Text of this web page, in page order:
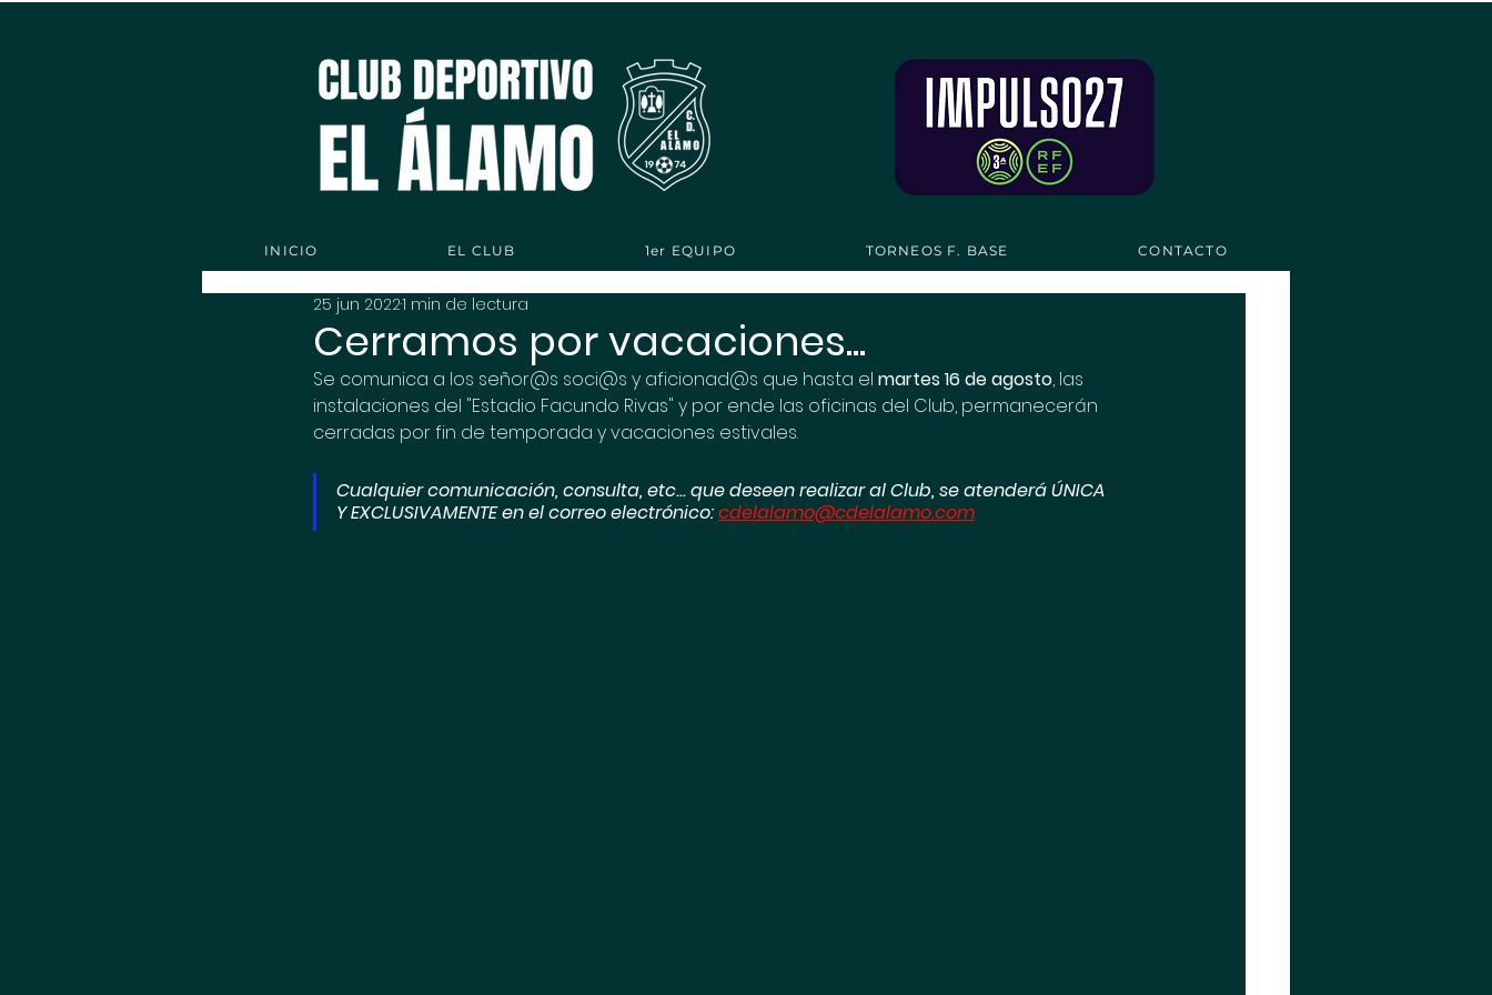
INICIO EL CLUB 1er EQUIPO TORNEOS F. BASE CONTACTO
Cerramos por vacaciones...
25 jun 20221 min de lectura
Se comunica a los señor@s soci@s y aficionad@s que hasta el martes 16 de agosto, las
instalaciones del "Estadio Facundo Rivas" y por ende las oficinas del Club, permanecerán
cerradas por fin de temporada y vacaciones estivales.
Cualquier comunicación, consulta, etc... que deseen realizar al Club, se atenderá ÚNICA
Y EXCLUSIVAMENTE en el correo electrónico: cdelalamo@cdelalamo.com